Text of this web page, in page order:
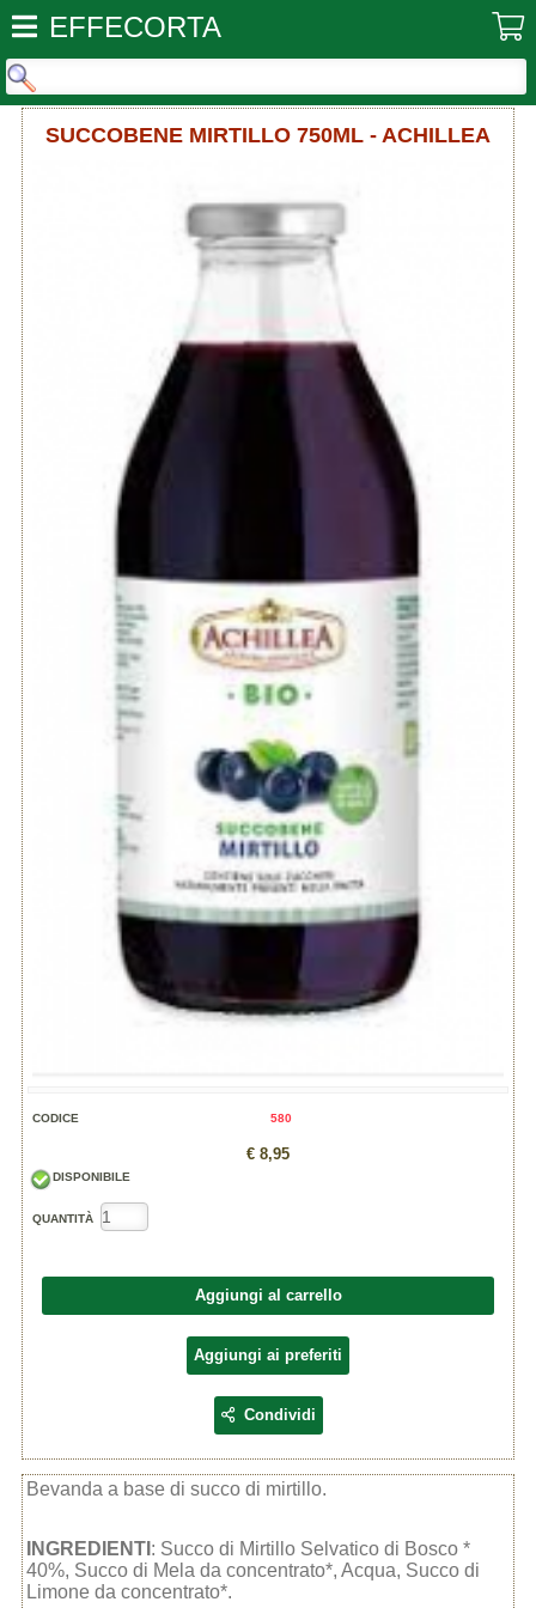
EFFECORTA
SUCCOBENE MIRTILLO 750ML - ACHILLEA
CODICE 580
€ 8,95
DISPONIBILE
QUANTITÀ
Aggiungi al carrello
Aggiungi ai preferiti
Condividi
Bevanda a base di succo di mirtillo.
INGREDIENTI : Succo di Mirtillo Selvatico di Bosco *
40%, Succo di Mela da concentrato*, Acqua, Succo di
Limone da concentrato*.